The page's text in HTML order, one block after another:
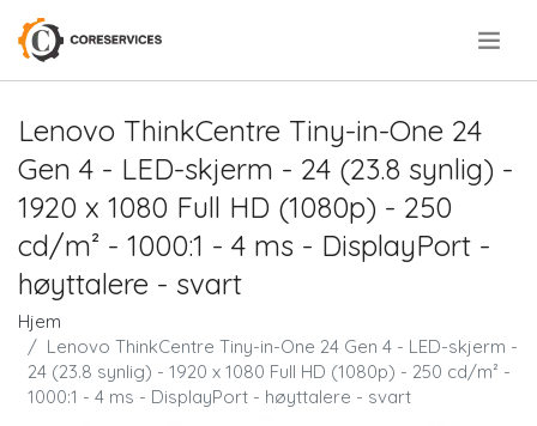
Lenovo ThinkCentre Tiny-in-One 24
Gen 4 - LED-skjerm - 24 (23.8 synlig) -
1920 x 1080 Full HD (1080p) - 250
cd/m² - 1000:1 - 4 ms - DisplayPort -
høyttalere - svart
Hjem
Lenovo ThinkCentre Tiny-in-One 24 Gen 4 - LED-skjerm -
24 (23.8 synlig) - 1920 x 1080 Full HD (1080p) - 250 cd/m² -
1000:1 - 4 ms - DisplayPort - høyttalere - svart